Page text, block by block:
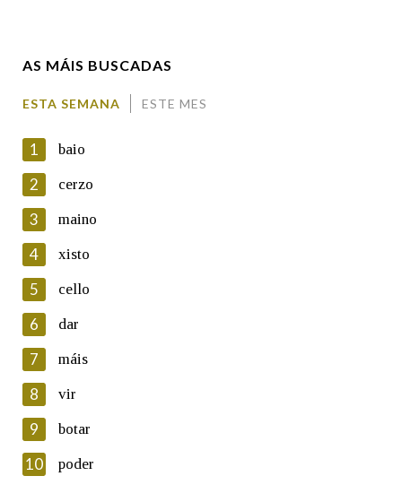
En cumprimento da normativa vixente en materia de
Protección de Datos de Carácter Persoal, a Real Academia
Galega informa a aqueles usuarios que faciliten o seu correo
electrónico, así como calquera outra información de carácter
persoal, que estes datos serán obxecto de tratamento
automatizado de carácter confidencial e incorporados aos seus
ficheiros informáticos. Así mesmo, os usuarios poderán exercer o
seu dereito de acceso, rectificación, oposición e cancelación dos
seus datos poñéndose en contacto connosco.
Lin e acepto as condicións da política de
Introduce o código que aparece na imaxe:
AS MÁIS BUSCADAS
ESTA SEMANA ESTE MES
1 baio
2 cerzo
3 maino
4 xisto
5 cello
6 dar
7 máis
8 vir
9 botar
10 poder